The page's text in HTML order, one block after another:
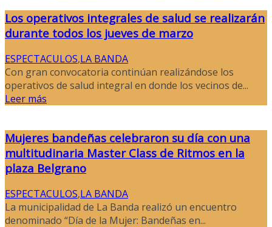
Los operativos integrales de salud se realizarán
durante todos los jueves de marzo
ESPECTACULOS,LA BANDA
Con gran convocatoria continúan realizándose los
operativos de salud integral en donde los vecinos de...
Leer más
Mujeres bandeñas celebraron su día con una
multitudinaria Master Class de Ritmos en la
plaza Belgrano
ESPECTACULOS,LA BANDA
La municipalidad de La Banda realizó un encuentro
denominado “Día de la Mujer: Bandeñas en...